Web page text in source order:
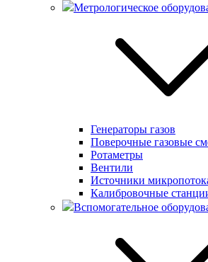
Метрологическое
Генераторы газов
Поверочные газовые
Ротаметры
Вентили
Источники
Калибровочные
Вспомогательное